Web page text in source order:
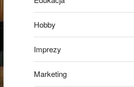
Hobby
Imprezy
Marketing